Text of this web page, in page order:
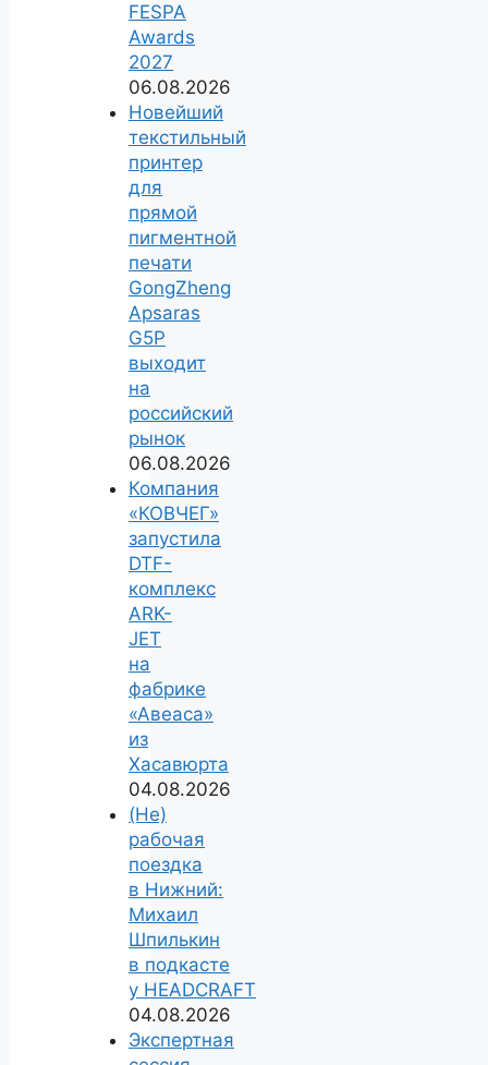
FESPA
Awards
2027
06.08.2026
Новейший
текстильный
принтер
для
прямой
пигментной
печати
GongZheng
Apsaras
G5P
выходит
на
российский
рынок
06.08.2026
Компания
«КОВЧЕГ»
запустила
DTF-
комплекс
ARK-
JET
на
фабрике
«Авеаса»
из
Хасавюрта
04.08.2026
(Не)
рабочая
поездка
в Нижний:
Михаил
Шпилькин
в подкасте
у HEADCRAFT
04.08.2026
Экспертная